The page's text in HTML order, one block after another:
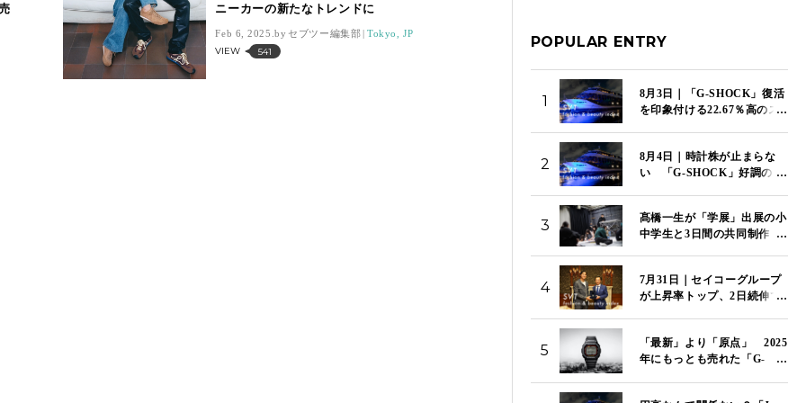
ニーカーの新たなトレンドに
Feb 6, 2025. セブツー編集部 Tokyo, JP
VIEW 541
POPULAR ENTRY
1
8月3日｜「G-SHOCK」復活
を印象付ける22.67％高のス
ス」は14,117ポイント
2
8月4日｜時計株が止まらな
い 「G-SHOCK」好調のカ
「SVT インデックス」は
14,081ポイント
3
髙橋一生が「学展」出展の小
中学生と3日間の共同制作
4
7月31日｜セイコーグループ
が上昇率トップ、2日続伸で
安 「SVT インデックス」
は13,967ポイント
5
「最新」より「原点」 2025
年にもっとも売れた「G-